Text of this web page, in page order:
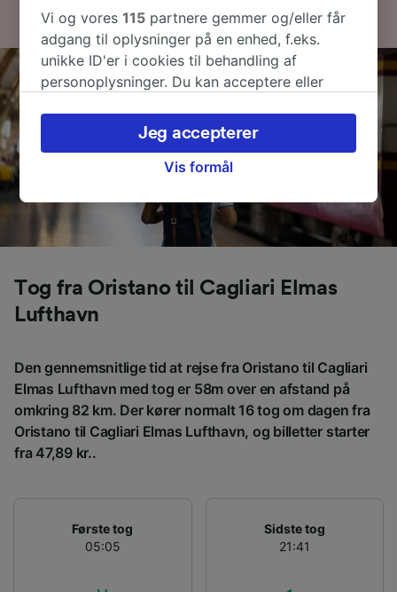
Tog fra Oristano til Cagliari Elmas
Lufthavn
Den gennemsnitlige tid at rejse fra Oristano til Cagliari
Elmas Lufthavn med tog er 58m over en afstand på
omkring 82 km. Der kører normalt 16 tog om dagen fra
Oristano til Cagliari Elmas Lufthavn, og billetter starter
fra 47,89 kr..
Første tog
05:05
Sidste tog
21:41
Vi og vores115 partnere gemmer og/eller får
adgang til oplysninger på en enhed, f.eks.
unikke ID'er i cookies til behandling af
personoplysninger. Du kan acceptere eller
herunder din ret til at gøre indsigelse, hvor
legitim interesse bruges, eller når som helst på
siden om privatlivspolitik. Disse valg
browsingdata. Dine data vil ikke blive brugt til
sporingsformål, hvis du har bedt os om ikke at
spore dig.
Vi og vores partnere behandler data for at
levere:
enhedskarakteristika til identifikation.
Opbevare og/eller tilgå oplysninger på en
enhed. Tilpasset annoncering og indhold,
annoncerings- og indholdsmåling,
målgruppeundersøgelser og udvikling af
tjenester.
Vis formål
Jeg accepterer